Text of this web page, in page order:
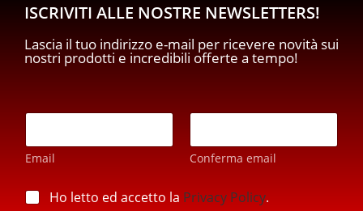
ISCRIVITI ALLE NOSTRE NEWSLETTERS!
Lascia il tuo indirizzo e-mail per ricevere novità sui
nostri prodotti e incredibili offerte a tempo!
E
a
i
*
Email Conferma email
m
p
Ho letto ed accetto la Privacy Policy.